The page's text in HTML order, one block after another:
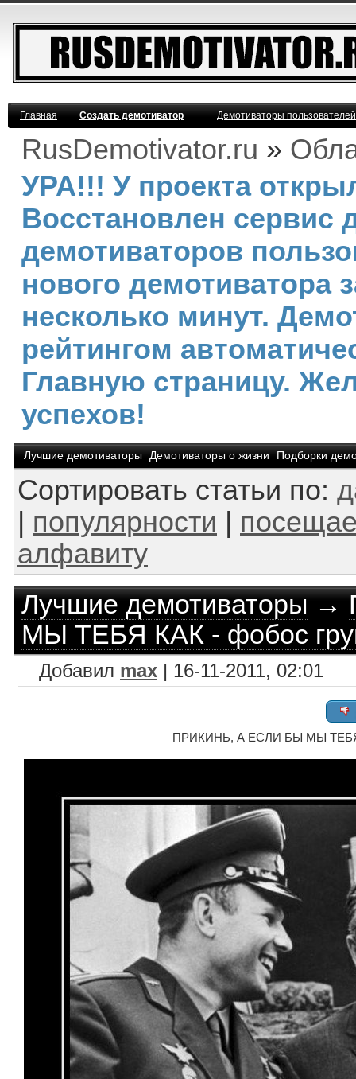
Главная Создать демотиватор Демотиваторы
RusDemotivator.ru »
УРА!!! У проекта
Восстановлен сервис
демотиваторов
нового демотиватора
несколько минут.
рейтингом
Главную страницу.
успехов!
Лучшие демотиваторы Демотиваторы о жизни Подборки
Сортировать статьи по:
популярности
алфавиту
Лучшие демотиваторы→
МЫ ТЕБЯ КАК - фобос
Добавил max | 16-11-2011, 02:01
ПРИКИНЬ, А ЕСЛИ БЫ МЫ ТЕБЯ